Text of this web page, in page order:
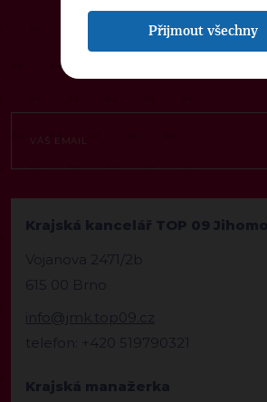
Krajská kancelář TOP 09
Vojanova 2471/2b
615 00 Brno
info@jmk.top09.cz
telefon: +420 519790321
Krajská manažerka
Přijmout všechny